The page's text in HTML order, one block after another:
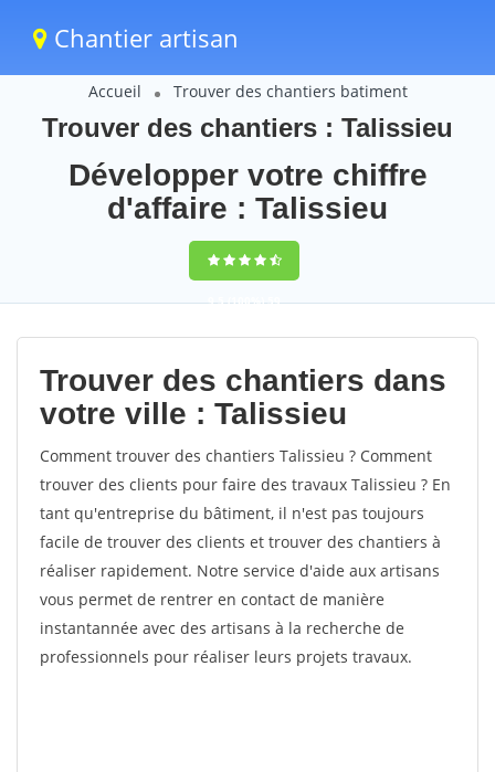
Chantier artisan
Accueil Trouver des chantiers batiment
Trouver des chantiers : Talissieu
Développer votre chiffre
d'affaire : Talissieu
9,5(100%)59
votes
Trouver des chantiers dans
votre ville : Talissieu
Comment trouver des chantiers Talissieu ? Comment
trouver des clients pour faire des travaux Talissieu ? En
tant qu'entreprise du bâtiment, il n'est pas toujours
facile de trouver des clients et trouver des chantiers à
réaliser rapidement. Notre service d'aide aux artisans
vous permet de rentrer en contact de manière
instantannée avec des artisans à la recherche de
professionnels pour réaliser leurs projets travaux.